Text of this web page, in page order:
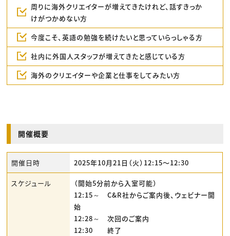
周りに海外クリエイターが増えてきたけれど、話すきっか
けがつかめない方
今度こそ、英語の勉強を続けたいと思っていらっしゃる方
社内に外国人スタッフが増えてきたと感じている方
海外のクリエイターや企業と仕事をしてみたい方
開催概要
開催日時 2025年10月21日（火）12:15〜12:30
スケジュール
（開始5分前から入室可能）
12:15～ C&R社からご案内後、ウェビナー開
始
12:28～ 次回のご案内
12:30 終了